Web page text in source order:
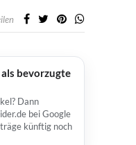
bevorzugte
Dann
bei Google
künftig noch